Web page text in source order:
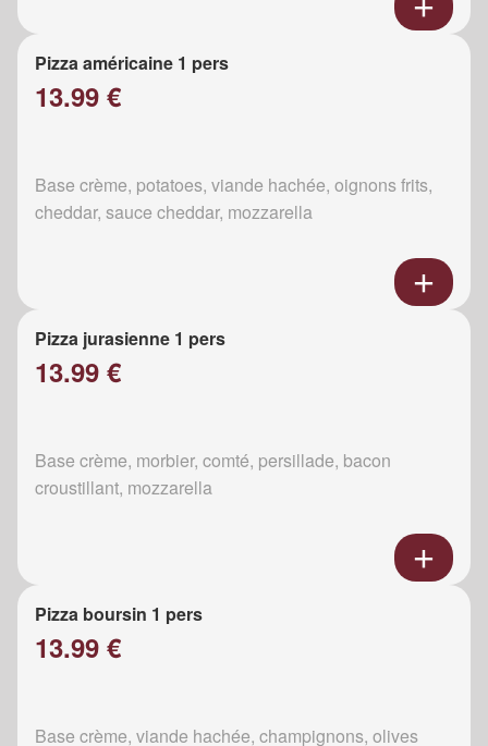
Pizza américaine 1 pers
13.99 €
Base crème, potatoes, viande hachée, oignons frits,
cheddar, sauce cheddar, mozzarella
Pizza jurasienne 1 pers
13.99 €
Base crème, morbier, comté, persillade, bacon
croustillant, mozzarella
Pizza boursin 1 pers
13.99 €
Base crème, viande hachée, champignons, olives